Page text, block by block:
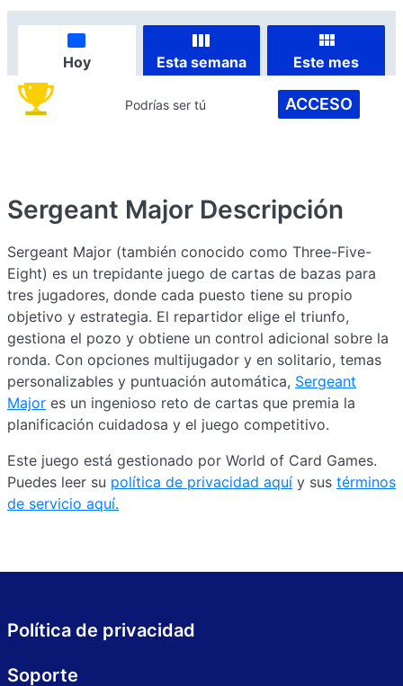
Hoy Esta semana Este mes
Podrías ser tú ACCESO
Sergeant Major Descripción
Sergeant Major (también conocido como Three-Five-
Eight) es un trepidante juego de cartas de bazas para
tres jugadores, donde cada puesto tiene su propio
objetivo y estrategia. El repartidor elige el triunfo,
gestiona el pozo y obtiene un control adicional sobre la
ronda. Con opciones multijugador y en solitario, temas
personalizables y puntuación automática, Sergeant
Major es un ingenioso reto de cartas que premia la
planificación cuidadosa y el juego competitivo.
Este juego está gestionado por World of Card Games.
Puedes leer su política de privacidad aquí y sus términos
de servicio aquí.
Política de privacidad
Soporte